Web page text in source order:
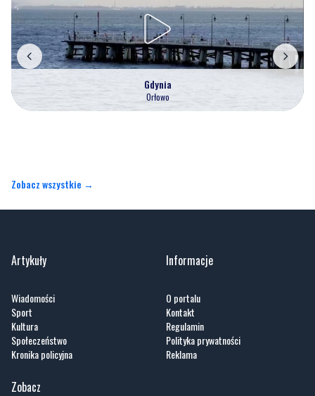
Gdynia
Orłowo
Zobacz wszystkie →
Artykuły
Wiadomości
Sport
Kultura
Społeczeństwo
Kronika policyjna
Informacje
O portalu
Kontakt
Regulamin
Polityka prywatności
Reklama
Zobacz